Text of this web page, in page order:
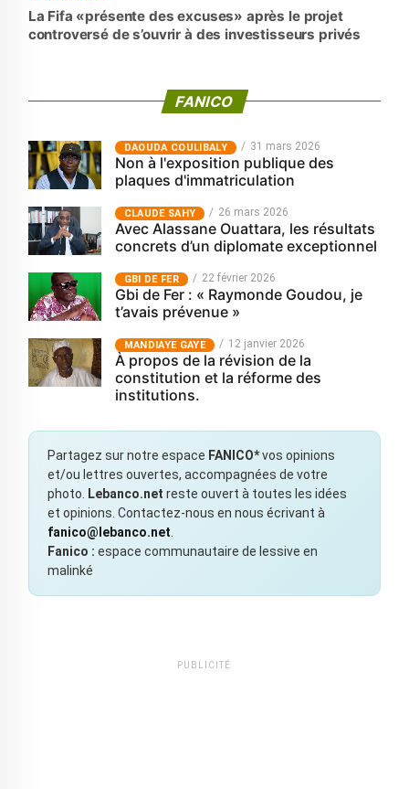
La Fifa «présente des excuses» après le projet
controversé de s’ouvrir à des investisseurs privés
FANICO
‎DAOUDA COULIBALY 31 mars 2026
Non à l'exposition publique des
plaques d'immatriculation
CLAUDE SAHY 26 mars 2026
Avec Alassane Ouattara, les résultats
concrets d’un diplomate exceptionnel
GBI DE FER 22 février 2026
Gbi de Fer : « Raymonde Goudou, je
t’avais prévenue »
MANDIAYE GAYE 12 janvier 2026
À propos de la révision de la
constitution et la réforme des
institutions.
Partagez sur notre espace FANICO*vos opinions
et/ou lettres ouvertes, accompagnées de votre
photo.
Lebanco.net reste ouvert à toutes les idées
et opinions. Contactez-nous en nous écrivant à
fanico@lebanco.net
Fanico : espace communautaire de lessive en
malinké
PUBLICITÉ